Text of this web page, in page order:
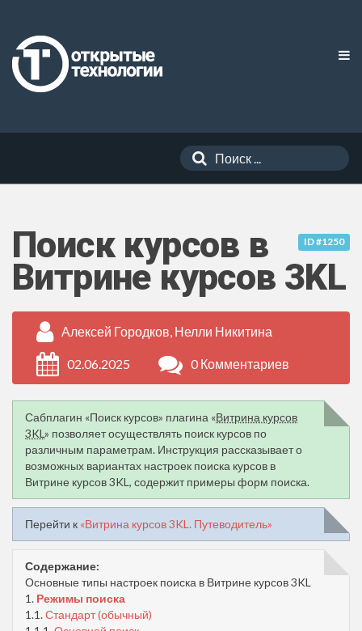
ID #1250
Поиск курсов в
Витрине курсов 3KL
Алексей Городков, Нелли Никитина
02.06.2025 0 Комментариев
Сабплагин «Поиск курсов» плагина «Витрина курсов
3KL» позволяет осуществлять поиск курсов по
различным параметрам. Инструкция рассказывает о
возможных вариантах настроек поиска курсов в
Витрине курсов 3KL, содержит примеры форм поиска.
Перейти к «Витрина курсов 3KL. Путеводитель»
Содержание:
Основные типы настроек поиска в Витрине курсов 3KL
1. Режимы поиска
1.1.Стандарт (обычный)